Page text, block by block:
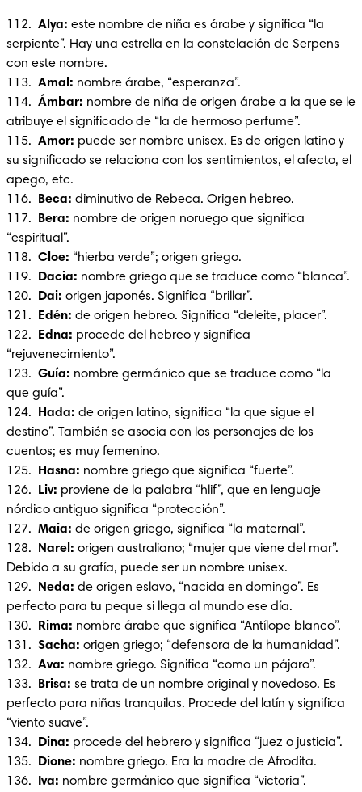
112. Alya: este nombre de niña es árabe y significa “la
serpiente”. Hay una estrella en la constelación de Serpens
con este nombre.
113. Amal: nombre árabe, “esperanza”.
114. Ámbar: nombre de niña de origen árabe a la que se le
atribuye el significado de “la de hermoso perfume”.
115. Amor: puede ser nombre unisex. Es de origen latino y
su significado se relaciona con los sentimientos, el afecto, el
apego, etc.
116.
Beca: diminutivo de Rebeca. Origen hebreo.
117.
Bera: nombre de origen noruego que significa
“espiritual”.
118. Cloe: “hierba verde”; origen griego.
119.
Dacia: nombre griego que se traduce como “blanca”.
120.
Dai: origen japonés. Significa “brillar”.
121.
Edén: de origen hebreo. Significa “deleite, placer”.
122.
Edna: procede del hebreo y significa
“rejuvenecimiento”.
123. Guía: nombre germánico que se traduce como “la
que guía”.
124.
Hada: de origen latino, significa “la que sigue el
destino”. También se asocia con los personajes de los
cuentos; es muy femenino.
125.
Hasna: nombre griego que significa “fuerte”.
126.
Liv: proviene de la palabra “hlif”, que en lenguaje
nórdico antiguo significa “protección”.
127. Maia: de origen griego, significa “la maternal”.
128.
Narel: origen australiano; “mujer que viene del mar”.
Debido a su grafía, puede ser un nombre unisex.
129.
Neda: de origen eslavo, “nacida en domingo”. Es
perfecto para tu peque si llega al mundo ese día.
130.
Rima: nombre árabe que significa “Antílope blanco”.
131. Sacha: origen griego; “defensora de la humanidad”.
132. Ava: nombre griego. Significa “como un pájaro”.
133.
Brisa: se trata de un nombre original y novedoso. Es
perfecto para niñas tranquilas. Procede del latín y significa
“viento suave”.
134.
Dina: procede del hebrero y significa “juez o justicia”.
135.
Dione: nombre griego. Era la madre de Afrodita.
136.
Iva: nombre germánico que significa “victoria”.